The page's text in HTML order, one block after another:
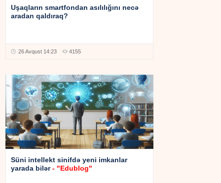
Uşaqların smartfondan asılılığını necə
aradan qaldıraq?
26 Avqust 14:23 4155
Süni intellekt sinifdə yeni imkanlar
yarada bilər- "Edublog"